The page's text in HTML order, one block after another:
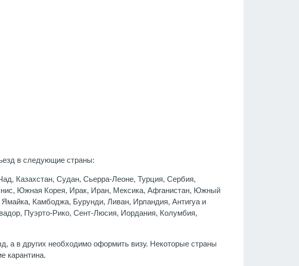
в следующие страны:
Казахстан, Судан, Сьерра-Леоне, Турция, Сербия,
Южная Корея, Ирак, Иран, Мексика, Афганистан, Южный
Камбоджа, Бурунди, Ливан, Ирландия, Антигуа и
Пуэрто-Рико, Сент-Люсия, Иордания, Колумбия,
а в других необходимо оформить визу. Некоторые страны
карантина.